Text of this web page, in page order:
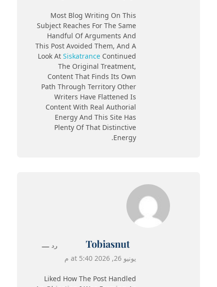
Most Blog Writing On This
Subject Reaches For The Same
Handful Of Arguments And
This Post Avoided Them, And A
Look At Siskatrance Continued
The Original Treatment,
Content That Finds Its Own
Path Through Territory Other
Writers Have Flattened Is
Content With Real Authorial
Energy And This Site Has
Plenty Of That Distinctive
Energy.
Tobiasnut
يونيو 26, 2026 at 5:40 م
Liked How The Post Handled
رد